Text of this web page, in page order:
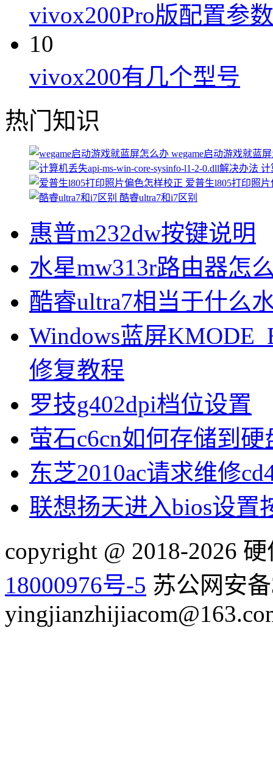
vivox200Pro版配置参数
10
vivox200有几个型号
热门知识
wegame启动游戏就蓝
计
爱普生l805打印照
酷睿ultra7和i7区别
惠普m232dw按键说明
水星mw313r路由器怎
酷睿ultra7相当于什么
Windows蓝屏
修复教程
罗技g402dpi档位设置
萤石c6cn如何存储到硬
东芝2010ac请求维修
联想扬天进入bios设置
copyright @ 2018-2026
18000976号-5 苏公网安